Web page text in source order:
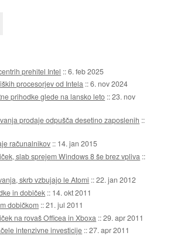
prehitel Intel ::6. feb 2025
procesorjev od Intela ::6. nov 2024
prihodke glede na lansko leto ::23. nov
prodaje odpušča desetino zaposlenih ::
računalnikov :: 14. jan 2015
slab sprejem Windows 8 še brez vpliva ::
skrb vzbujajo le Atomi ::22. jan 2012
in dobiček :: 14. okt 2011
dobičkom ::21. jul 2011
na rovaš Officea in Xboxa ::29. apr 2011
intenzivne investicije ::27. apr 2011